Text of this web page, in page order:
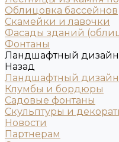
Облицовка бассейнов
Скамейки и лавочки
Фасады зданий
Фонтаны
Ландшафтный дизайн
Назад
Ландшафтный дизайн
Клумбы и бордюры
Садовые фонтаны
Скульптуры и
Новости
Партнерам